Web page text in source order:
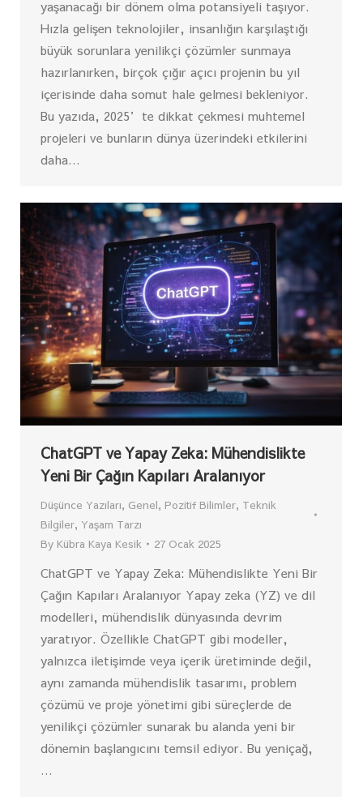
yaşanacağı bir dönem olma potansiyeli taşıyor.
Hızla gelişen teknolojiler, insanlığın karşılaştığı
büyük sorunlara yenilikçi çözümler sunmaya
hazırlanırken, birçok çığır açıcı projenin bu yıl
içerisinde daha somut hale gelmesi bekleniyor.
Bu yazıda, 2025’te dikkat çekmesi muhtemel
projeleri ve bunların dünya üzerindeki etkilerini
daha…
ChatGPT ve Yapay Zeka: Mühendislikte
Yeni Bir Çağın Kapıları Aralanıyor
Düşünce Yazıları, Genel, Pozitif Bilimler, Teknik
Bilgiler, Yaşam Tarzı
By Kübra Kaya Kesik 27 Ocak 2025
ChatGPT ve Yapay Zeka: Mühendislikte Yeni Bir
Çağın Kapıları Aralanıyor Yapay zeka (YZ) ve dil
modelleri, mühendislik dünyasında devrim
yaratıyor. Özellikle ChatGPT gibi modeller,
yalnızca iletişimde veya içerik üretiminde değil,
aynı zamanda mühendislik tasarımı, problem
çözümü ve proje yönetimi gibi süreçlerde de
yenilikçi çözümler sunarak bu alanda yeni bir
dönemin başlangıcını temsil ediyor. Bu yeniçağ,
…